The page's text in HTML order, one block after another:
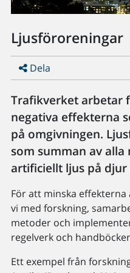
Ljusföroreningar
Dela
Trafikverket arbetar
negativa effekterna
på omgivningen.
som summan av
artificiellt ljus på djur
För att minska
vi med forskning,
metoder och
regelverk och
Ett exempel från